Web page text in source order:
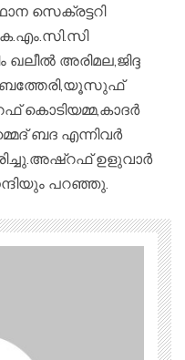
സെക്രട്ടറി
അരിമല,ജിദ്ദ
ബത്തേരി,യൂസുഫ്
കൊടിയമ്മ,കാദർ
ബദ എന്നിവർ
ഉളുവാർ
പറഞ്ഞു.